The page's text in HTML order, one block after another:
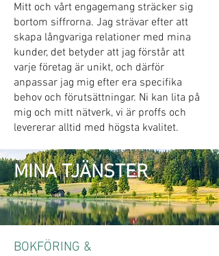
Mitt och vårt engagemang sträcker sig
bortom siffrorna. Jag strävar efter att
skapa långvariga relationer med mina
kunder, det betyder att jag förstår att
varje företag är unikt, och därför
anpassar jag mig efter era specifika
behov och förutsättningar. Ni kan lita på
mig och mitt nätverk, vi är proffs och
levererar alltid med högsta kvalitet.
MINA TJÄNSTER
BOKFÖRING &